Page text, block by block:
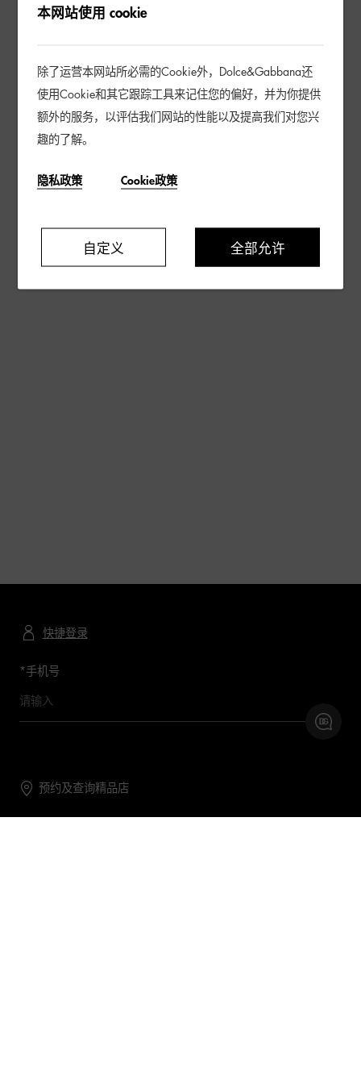
快捷登录
*手机号
预约及查询精品店
本网站使用 cookie
除了运营本网站所必需的Cookie外，Dolce&Gabbana还
使用Cookie和其它跟踪工具来记住您的偏好，并为你提供
额外的服务，以评估我们网站的性能以及提高我们对您兴
趣的了解。
隐私政策 Cookie政策
自定义 全部允许